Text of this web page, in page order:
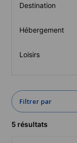
Destination
Hébergement
Loisirs
Filtrer par
5 résultats